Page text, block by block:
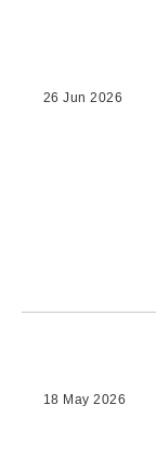
26 Jun 2026
18 May 2026